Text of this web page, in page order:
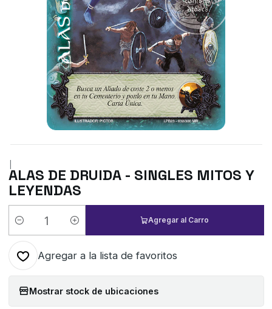
|
ALAS DE DRUIDA - SINGLES MITOS Y
LEYENDAS
Cantidad
Agregar al Carro
Agregar a la lista de favoritos
Mostrar stock de ubicaciones